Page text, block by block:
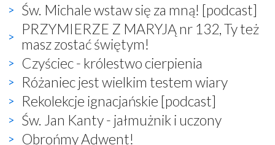
Św. Michale wstaw się za mną! [podcast]
PRZYMIERZE Z MARYJĄ nr 132, Ty też
masz zostać świętym!
Czyściec - królestwo cierpienia
Różaniec jest wielkim testem wiary
Rekolekcje ignacjańskie [podcast]
Św. Jan Kanty - jałmużnik i uczony
Obrońmy Adwent!